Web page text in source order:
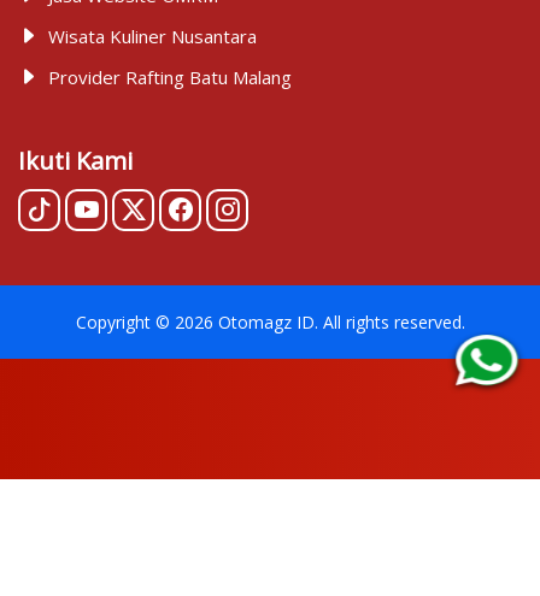
Wisata Kuliner Nusantara
Provider Rafting Batu Malang
Ikuti Kami
Copyright © 2026 Otomagz ID. All rights reserved.